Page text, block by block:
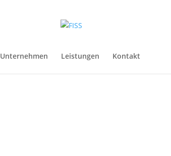
Unternehmen Leistungen Kontakt